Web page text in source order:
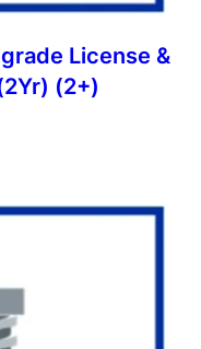
License &
(2+)